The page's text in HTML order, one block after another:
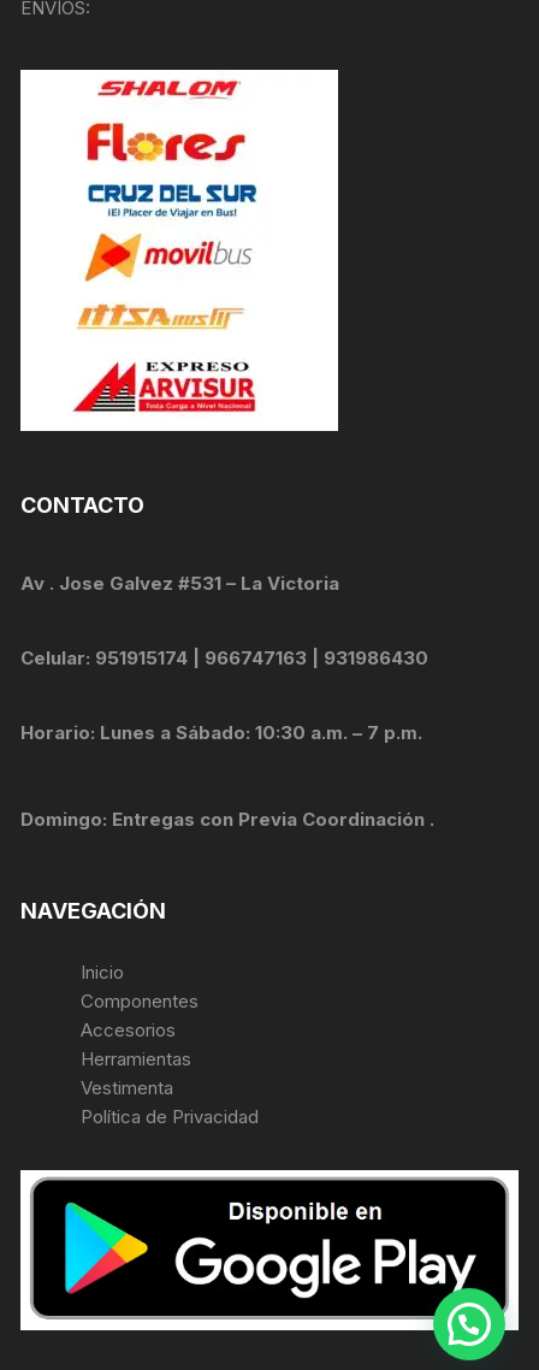
ENVÍOS:
CONTACTO
Av . Jose Galvez #531 – La Victoria
Celular: 951915174 | 966747163 | 931986430
Horario: Lunes a Sábado: 10:30 a.m. – 7 p.m.
Domingo: Entregas con Previa Coordinación .
NAVEGACIÓN
Inicio
Componentes
Accesorios
Herramientas
Vestimenta
Política de Privacidad